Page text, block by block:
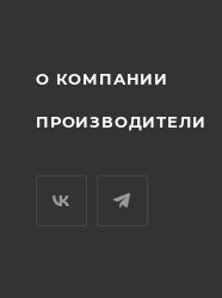
О КОМПАНИИ
ПРОИЗВОДИТЕЛИ